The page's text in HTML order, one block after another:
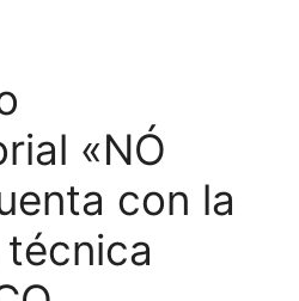
«NÓ
con la